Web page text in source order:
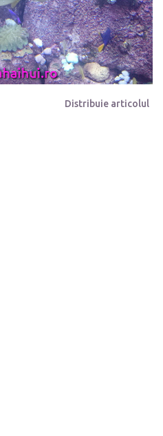
Distribuie articolul